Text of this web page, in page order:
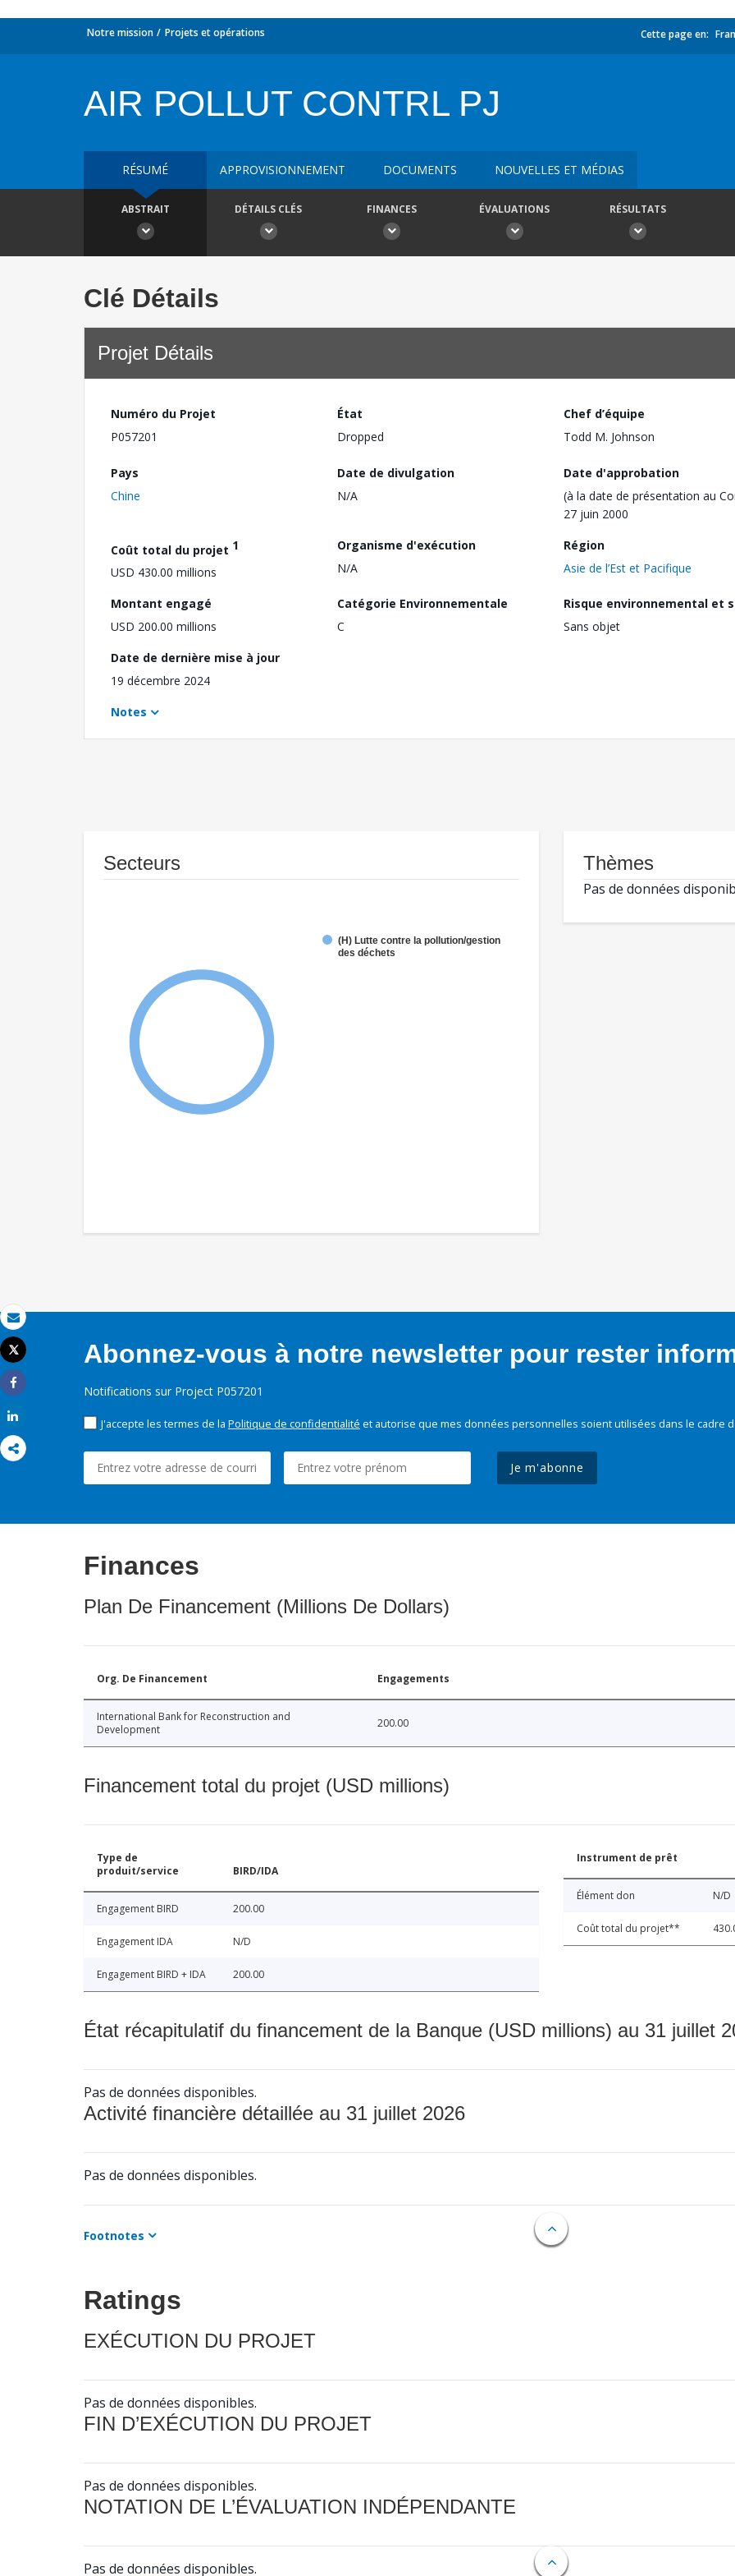
Email
Imprimer
Tweet
Share
Notre mission Projets et opérations Cette page en:
AIR POLLUT CONTRL PJ
RÉSUMÉ APPROVISIONNEMENT DOCUMENTS NOUVELLES ET MÉDIAS
ABSTRAIT DÉTAILS CLÉS FINANCES ÉVALUATIONS RÉSULTATS
Clé Détails
Projet Détails
Numéro du Projet
P057201
État
Dropped
Chef d’équipe
Todd M. Johnson
Pays
Chine
Date de divulgation
N/A
Date d'approbation
(à la date de présentation au
27 juin 2000
Coût total du projet 1
USD 430.00 millions
Organisme d'exécution
N/A
Région
Asie de l’Est et Pacifique
Montant engagé
USD 200.00 millions
Catégorie Environnementale
C
Risque environnemental et
Sans objet
Date de dernière mise à jour
19 décembre 2024
Notes
Secteurs
(H) Lutte contre la pollution/gestion
des déchets
Thèmes
Pas de données
Abonnez-vous à notre newsletter pour rester
Notifications sur Project P057201
J'accepte les termes de la Politique de confidentialité et autorise que mes données personnelles soient utilisées dans le cadre
Je m'abonne
Finances
Plan De Financement (Millions De Dollars)
Org. De Financement Engagements
International Bank for Reconstruction and
Development
200.00
Financement total du projet (USD millions)
Type de
produit/service
BIRD/IDA
Engagement BIRD 200.00
Engagement IDA N/D
Engagement BIRD + IDA 200.00
Instrument de prêt
Élément don N/D
Coût total du projet**
État récapitulatif du financement de la Banque (USD millions) au 31 juillet
Pas de données disponibles.
Activité financière détaillée au 31 juillet 2026
Pas de données disponibles.
Footnotes
Ratings
EXÉCUTION DU PROJET
Pas de données disponibles.
FIN D’EXÉCUTION DU PROJET
Pas de données disponibles.
NOTATION DE L’ÉVALUATION INDÉPENDANTE
Pas de données disponibles.